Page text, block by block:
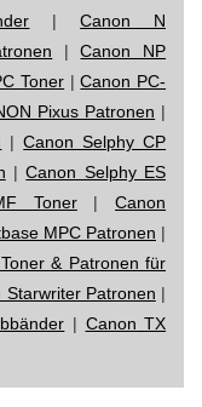
|Canon N
|Canon NP
Toner |Canon PC-
Pixus Patronen |
|Canon Selphy CP
|Canon Selphy ES
Toner|Canon
MPC Patronen |
& Patronen für
Starwriter Patronen |
| Canon TX